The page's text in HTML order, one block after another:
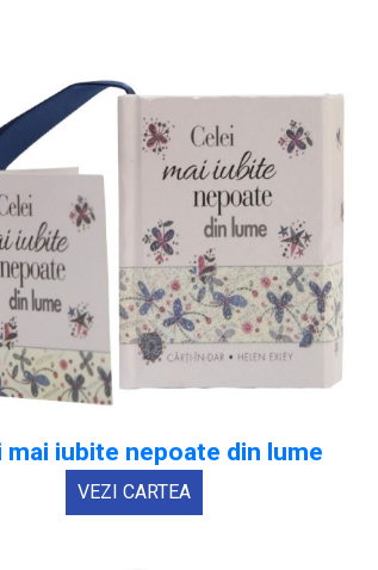
mai iubite nepoate din lume
VEZI CARTEA